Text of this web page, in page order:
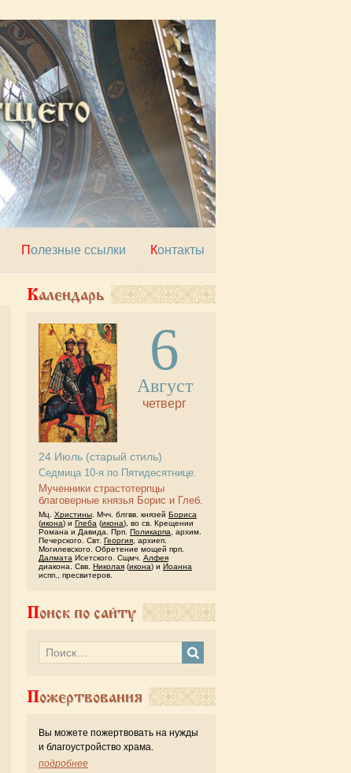
Полезные ссылки Контакты
Календарь
6
Август
четверг
24 Июль (старый стиль)
Седмица 10-я по Пятидесятнице.
Мученники страстотерпцы
благоверные князья Борис и Глеб.
Мц. Христины . Мчч. блгвв. князей Бориса
(икона) и Глеба (икона), во св. Крещении
Романа и Давида. Прп. Поликарпа , архим.
Печерского. Свт. Георгия , архиеп.
Могилевского. Обретение мощей прп.
Далмата Исетского. Сщмч. Алфея
диакона. Свв. Николая (икона) и Иоанна
испп., пресвитеров.
Поиск по сайту
Пожертвования
Вы можете пожертвовать на нужды
и благоустройство храма.
подробнее